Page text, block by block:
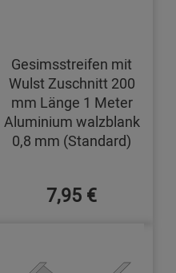
Gesimsstreifen mit
Wulst Zuschnitt 200
mm Länge 1 Meter
Aluminium walzblank
0,8 mm (Standard)
7,95 €